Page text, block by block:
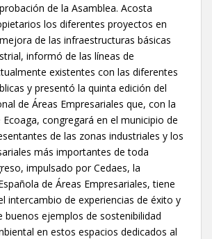
de la Asamblea. Acosta
los diferentes proyectos en
de las infraestructuras básicas
informó de las líneas de
existentes con las diferentes
y presentó la quinta edición del
de Áreas Empresariales que, con la
congregará en el municipio de
de las zonas industriales y los
más importantes de toda
impulsado por Cedaes, la
de Áreas Empresariales, tiene
intercambio de experiencias de éxito y
buenos ejemplos de sostenibilidad
en estos espacios dedicados al